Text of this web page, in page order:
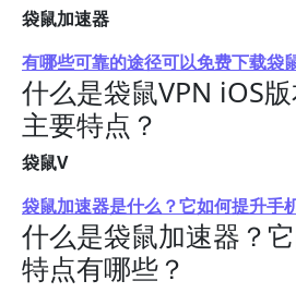
袋鼠加速器
有哪些可靠的途径可以免费下载袋
什么是袋鼠VPN iOS
主要特点？
袋鼠V
袋鼠加速器是什么？它如何提升手
什么是袋鼠加速器？
特点有哪些？